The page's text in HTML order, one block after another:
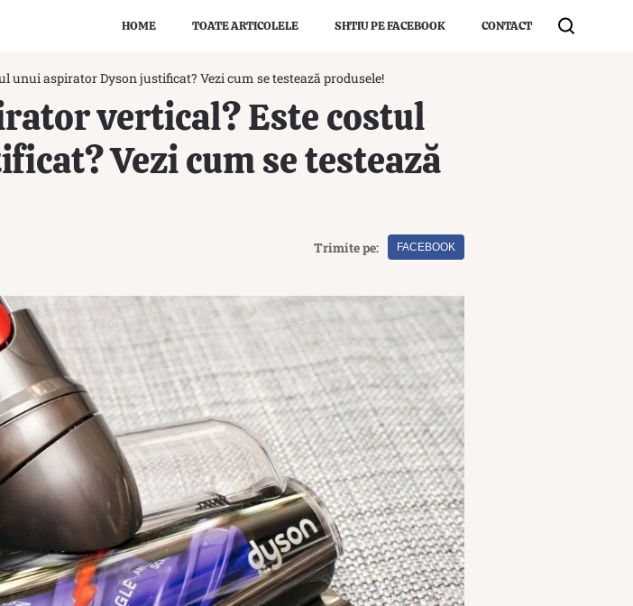
HOME TOATE ARTICOLELE SHTIU PE FACEBOOK CONTACT
unui aspirator Dyson justificat? Vezi cum se testează produsele!
vertical? Este costul
Vezi cum se testează
Trimite pe: FACEBOOK